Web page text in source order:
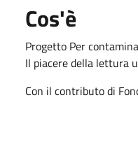
Cos'è
Progetto Per
Il piacere della lettura
Con il contributo di